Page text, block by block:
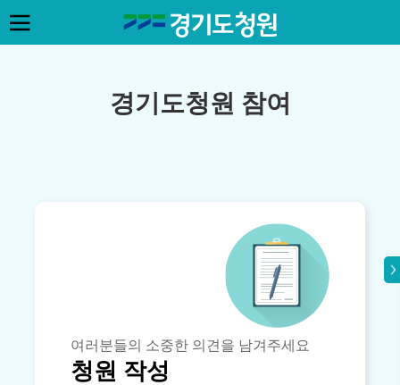
경기도청원 참여
여러분들의 소중한 의견을 남겨주세요
청원 작성